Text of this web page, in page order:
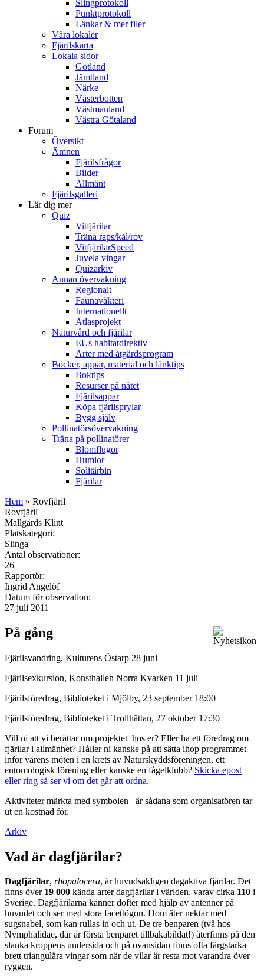
Slingprotokoll
Punktprotokoll
Länkar & mer filer
Våra lokaler
Fjärilskarta
Lokala sidor
Gotland
Jämtland
Närke
Västerbotten
Västmanland
Västra Götaland
Forum
Översikt
Ämnen
Fjärilsfrågor
Bilder
Allmänt
Fjärilsgalleri
Lär dig mer
Quiz
Vitfjärilar
Träna raps/kål/rov
VitfjärilarSpeed
Juvela vingar
Quizarkiv
Annan övervakning
Regionalt
Faunaväkteri
Internationellt
Atlasprojekt
Naturvård och fjärilar
EUs habitatdirektiv
Arter med åtgärdsprogram
Böcker, appar, material och länktips
Boktips
Resurser på nätet
Fjärilsappar
Köpa fjärilsprylar
Bygg själv
Pollinatörsövervakning
Träna på pollinatörer
Blomflugor
Humlor
Solitärbin
Fjärilar
Hem » Rovfjäril
Rovfjäril
Mallgårds Klint
Platskategori:
Slinga
Antal observationer:
26
Rapportör:
Ingrid Angelöf
Datum för observation:
27 juli 2011
På gång
Fjärilsvandring, Kulturens Östarp 28 juni
Fjärilsexkursion, Konsthallen Norra Kvarken 11 juli
Fjärilsföredrag, Biblioteket i Mjölby, 23 september 18:00
Fjärilsföredrag, Biblioteket i Trollhättan, 27 oktober 17:30
Vill ni att vi berättar om projektet hos er? Eller ha ett föredrag om
fjärilar i allmänhet? Håller ni kanske på att sätta ihop programmet
inför vårens möten i en krets av Naturskyddsföreningen, ett
entomologisk förening eller kanske en fågelklubb? Skicka epost
eller ring så ser vi om det går att ordna.
Aktiviteter märkta med symbolen
är sådana som organisatören tar
ut en kostnad för.
Arkiv
Vad är dagfjärilar?
Dagfjärilar, rhopalocera, är huvudsakligen dagaktiva fjärilar. Det
finns över 19 000 kända arter dagfjärilar i världen, varav cirka 110 i
Sverige. Dagfjärilarna känner dofter med hjälp av antenner på
huvudet och ser med stora facettögon. Dom äter nektar med
sugsnabel, som kan rullas in och ut. De tre benparen (två hos
Nymphalidae, där är första benparet tillbakabildat!) återfinns på den
slanka kroppens undersida och på ovansidan finns ofta färgstarka
brett triangulära vingar som när de vilar är resta mot varandra över
ryggen.